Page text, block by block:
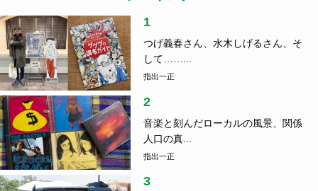
1
つげ義春さん、水木しげるさん、そ
して……...
指出一正
2
音楽と刻んだローカルの風景、関係
人口の真...
指出一正
3